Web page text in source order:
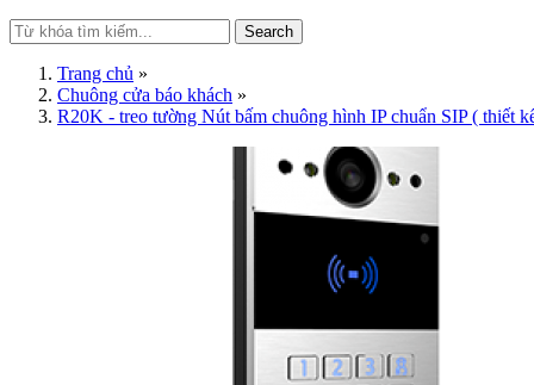
Search
Trang chủ »
Chuông cửa báo khách »
R20K - treo tường Nút bấm chuông hình IP chuẩn SIP ( thiết